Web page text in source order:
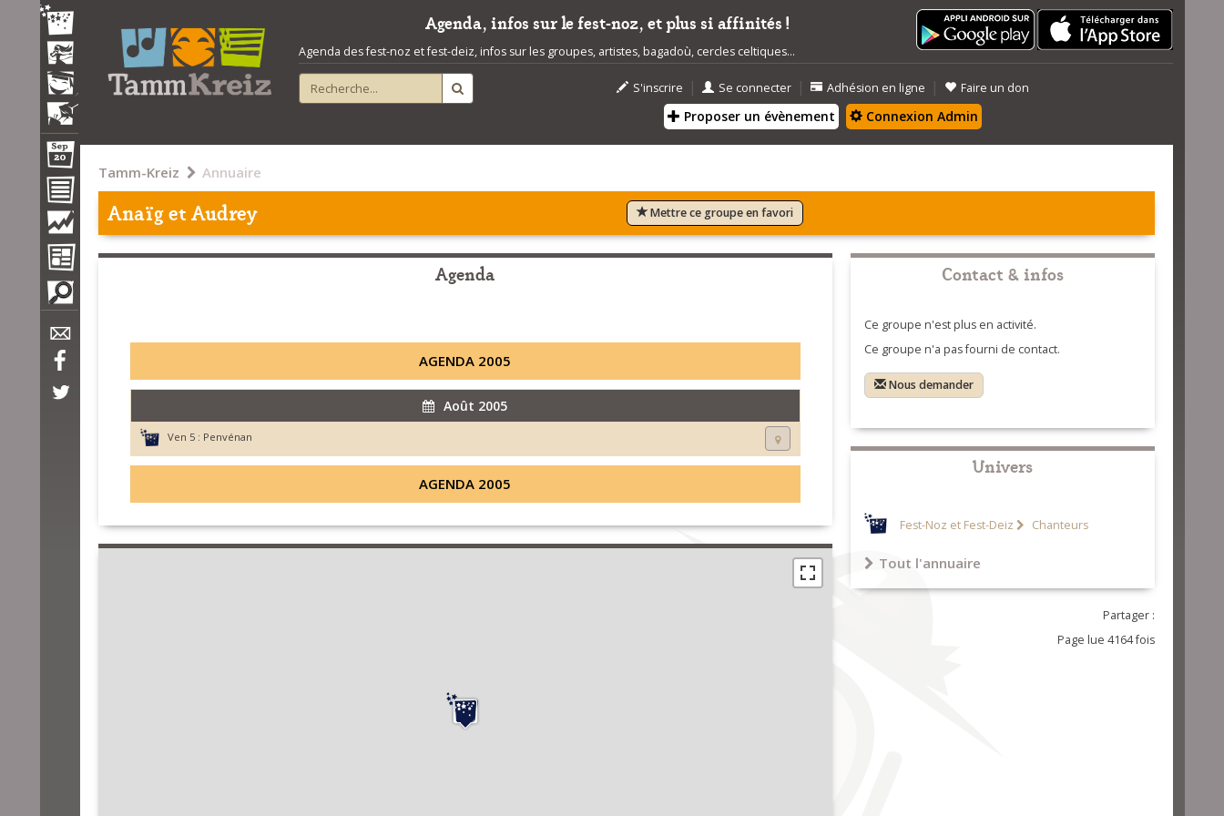
Agenda, infos sur le fest-noz, et plus si affinités !
Agenda des fest-noz et fest-deiz, infos sur les groupes, artistes, bagadoù, cercles celtiques...
S'inscrire | Se connecter | Adhésion en ligne | Faire un don
Proposer un évènement Connexion Admin
Tamm-Kreiz Annuaire
Anaïg et Audrey Mettre ce groupe en favori
Agenda
AGENDA 2005
Août 2005
Ven 5 : Penvénan
AGENDA 2005
Contact & infos
Ce groupe n'est plus en activité.
Ce groupe n'a pas fourni de contact.
Nous demander
Univers
Fest-Noz et Fest-Deiz Chanteurs
Tout l'annuaire
Partager :
Page lue 4164 fois